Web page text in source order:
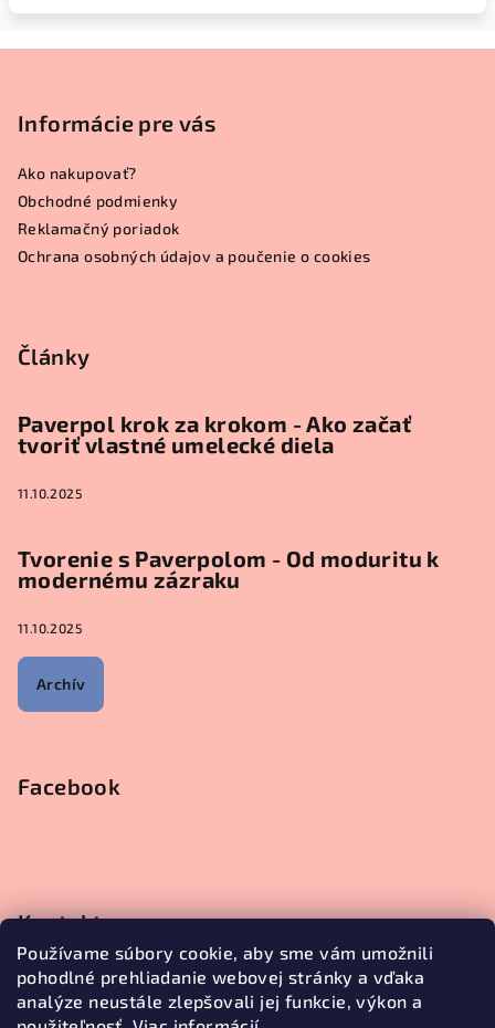
Používame súbory cookie, aby sme vám umožnili
pohodlné prehliadanie webovej stránky a vďaka
analýze neustále zlepšovali jej funkcie, výkon a
Informácie pre vás
Ako nakupovať?
Obchodné podmienky
Reklamačný poriadok
Ochrana osobných údajov a poučenie o cookies
Články
Paverpol krok za krokom - Ako začať
tvoriť vlastné umelecké diela
11.10.2025
Tvorenie s Paverpolom - Od moduritu k
modernému zázraku
11.10.2025
Archív
Facebook
Kontakt
objednavky@janetecreative.sk
+421905499957